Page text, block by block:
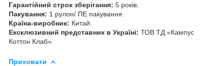
Гарантійний строк зберігання: 5 років.
Пакування: 1 рулон/ ПЕ пакування.
Країна-виробник: Китай.
Ексклюзивний представник в Україні: ТОВ ТД «Кампус
Коттон Клаб».
Приховати